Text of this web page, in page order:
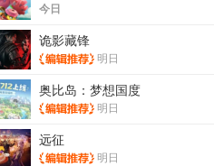
今日
诡影藏锋
明日
奥比岛：梦想国度
明日
远征
明日